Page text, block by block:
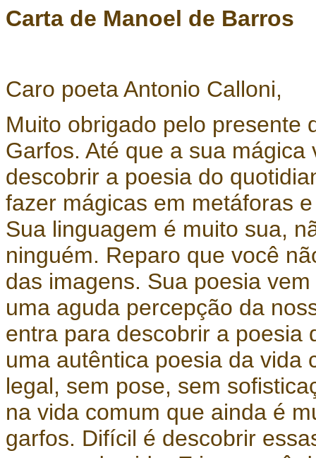
Carta de Manoel de Barros
Caro poeta Antonio Calloni,
Muito obrigado pelo presente
Garfos. Até que a sua mágica
descobrir a poesia do
fazer mágicas em metáforas
Sua linguagem é muito sua,
ninguém. Reparo que você
das imagens. Sua poesia
uma aguda percepção da
entra para descobrir a poesia
uma autêntica poesia da vida
legal, sem pose, sem
na vida comum que ainda é
garfos. Difícil é descobrir